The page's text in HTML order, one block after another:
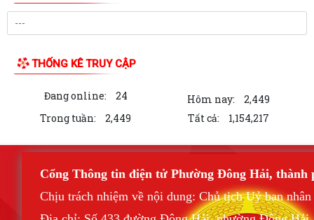
THỐNG KÊ TRUY CẬP
Đang online: 24 Hôm nay:
2,449
Trong tuần:
2,449 Tất cả: 1,154,217
Cổng Thông tin điện tử Phường Đông Hải, thành
Chịu trách nhiệm về nội dung: Chủ tịch Uỷ ban